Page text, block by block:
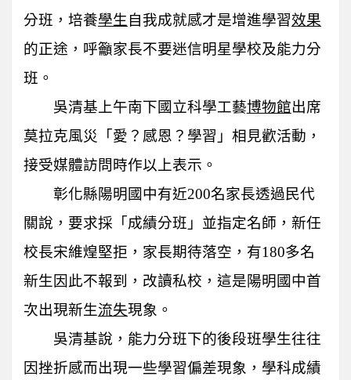
分班，培養學生 自我成就感才是增進學習效果
的正途，呼籲家長不要迷信明星學校及能力分
班。
吳清基上午南下國立科學工藝博物館出席
莫拉克風災「愛？感恩？學習」相見歡活動，
接受媒體訪問時作以上表示。
彰化縣陽明國中有近200名家長透過民代
關說，要求採「成績分班」並指定名師，新任
校長宋維煌堅拒，家長期待落空，有180多名
新生因此不報到，改讀私校，這是陽明國中首
次出現新生流失現象。
吳清基說，能力分班下的後段班學生往往
因挫折感而出現一些學習偏差現象，學科成績